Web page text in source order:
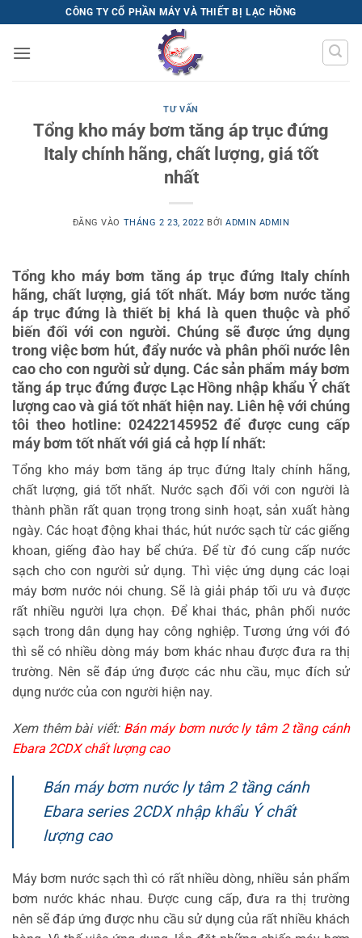
qua
nội
CÔNG TY CỔ PHẦN MÁY VÀ THIẾT BỊ LẠC HỒNG
TƯ VẤN
Tổng kho máy bơm tăng áp trục đứng
Italy chính hãng, chất lượng, giá tốt
nhất
ĐĂNG VÀO THÁNG 2 23, 2022 BỞIADMIN ADMIN
Tổng kho máy bơm tăng áp trục đứng Italy chính
hãng, chất lượng, giá tốt nhất. Máy bơm nước tăng
áp trục đứng là thiết bị khá là quen thuộc và phổ
biến đối với con người. Chúng sẽ được ứng dụng
trong việc bơm hút, đẩy nước và phân phối nước lên
cao cho con người sử dụng. Các sản phẩm máy bơm
tăng áp trục đứng được Lạc Hồng nhập khẩu Ý chất
lượng cao và giá tốt nhất hiện nay. Liên hệ với chúng
tôi theo hotline: 02422145952 để được cung cấp
máy bơm tốt nhất với giá cả hợp lí nhất:
Tổng kho máy bơm tăng áp trục đứng Italy chính hãng,
chất lượng, giá tốt nhất. Nước sạch đối với con người là
thành phần rất quan trọng trong sinh hoạt, sản xuất hàng
ngày. Các hoạt động khai thác, hút nước sạch từ các giếng
khoan, giếng đào hay bể chứa. Để từ đó cung cấp nước
sạch cho con người sử dụng. Thì việc ứng dụng các loại
máy bơm nước nói chung. Sẽ là giải pháp tối ưu và được
rất nhiều người lựa chọn. Để khai thác, phân phối nước
sạch trong dân dụng hay công nghiệp. Tương ứng với đó
thì sẽ có nhiều dòng máy bơm khác nhau được đưa ra thị
trường. Nên sẽ đáp ứng được các nhu cầu, mục đích sử
dụng nước của con người hiện nay.
Xem thêm bài viết: Bán máy bơm nước ly tâm 2 tầng cánh
Ebara 2CDX chất lượng cao
Bán máy bơm nước ly tâm 2 tầng cánh
Ebara series 2CDX nhập khẩu Ý chất
lượng cao
Máy bơm nước sạch thì có rất nhiều dòng, nhiều sản phẩm
bơm nước khác nhau. Được cung cấp, đưa ra thị trường
nên sẽ đáp ứng được nhu cầu sử dụng của rất nhiều khách